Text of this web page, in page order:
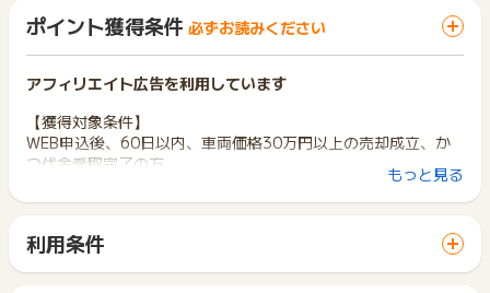
ポイント獲得条件 必ずお読みください
アフィリエイト広告を利用しています
【獲得対象条件】
WEB申込後、60日以内、車両価格30万円以上の売却成立、か
つ代金受取完了の方
１．獲得条件を満たしていない場合
※WEB申込後60日以内に売却不成立、売買代金の受取未完
もっと見る
利用条件